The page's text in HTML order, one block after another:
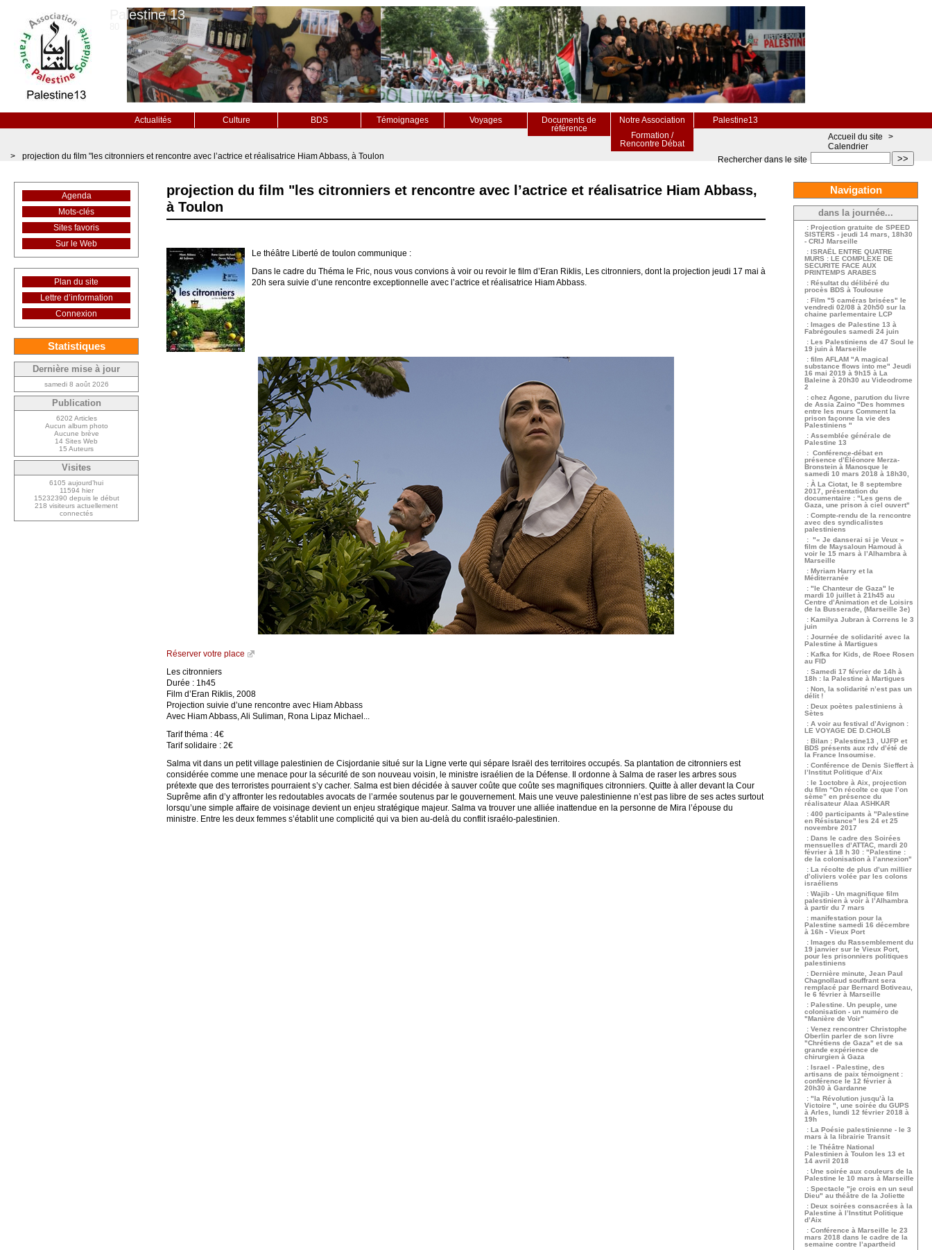
Palestine 13
Actualités Culture BDS Témoignages Voyages
Documents de
référence
Notre Association
Palestine13
Formation /
Rencontre Débat
>>
Rechercher dans le site
Accueil du site
>
Calendrier
>
projection du film "les citronniers et rencontre avec l’actrice et réalisatrice Hiam Abbass, à Toulon
projection du film "les citronniers et rencontre avec l’actrice et réalisatrice Hiam Abbass,
à Toulon
Le théâtre Liberté de toulon communique :
Dans le cadre du Théma le Fric, nous vous convions à voir ou revoir le film d’Eran Riklis, Les citronniers, dont la projection jeudi 17 mai à
20h sera suivie d’une rencontre exceptionnelle avec l’actrice et réalisatrice Hiam Abbass.
Réserver votre place
Les citronniers
Durée : 1h45
Film d’Eran Riklis, 2008
Projection suivie d’une rencontre avec Hiam Abbass
Avec Hiam Abbass, Ali Suliman, Rona Lipaz Michael...
Tarif théma : 4€
Tarif solidaire : 2€
Salma vit dans un petit village palestinien de Cisjordanie situé sur la Ligne verte qui sépare Israël des territoires occupés. Sa plantation de citronniers est
considérée comme une menace pour la sécurité de son nouveau voisin, le ministre israélien de la Défense. Il ordonne à Salma de raser les arbres sous
prétexte que des terroristes pourraient s’y cacher. Salma est bien décidée à sauver coûte que coûte ses magnifiques citronniers. Quitte à aller devant la Cour
Suprême afin d’y affronter les redoutables avocats de l’armée soutenus par le gouvernement. Mais une veuve palestinienne n’est pas libre de ses actes surtout
lorsqu’une simple affaire de voisinage devient un enjeu stratégique majeur. Salma va trouver une alliée inattendue en la personne de Mira l’épouse du
ministre. Entre les deux femmes s’établit une complicité qui va bien au-delà du conflit israélo-palestinien.
Agenda
Mots-clés
Sites favoris
Sur le Web
Plan du site
Lettre d’information
Connexion
Statistiques
Dernière mise à jour
samedi 8 août 2026
Publication
6202 Articles
Aucun album photo
Aucune brève
14 Sites Web
15 Auteurs
Visites
6105 aujourd’hui
11594 hier
15232390 depuis le début
218 visiteurs actuellement
connectés
Navigation
dans la journée...
: Projection gratuite de SPEED
SISTERS - jeudi 14 mars, 18h30
- CRIJ Marseille
: ISRAËL ENTRE QUATRE
MURS : LE COMPLEXE DE
SECURITE FACE AUX
PRINTEMPS ARABES
: Résultat du délibéré du
procès BDS à Toulouse
: Film "5 caméras brisées" le
vendredi 02/08 à 20h50 sur la
chaine parlementaire LCP
: Images de Palestine 13 à
Fabrégoules samedi 24 juin
: Les Palestiniens de 47 Soul le
19 juin à Marseille
: film AFLAM "A magical
substance flows into me" Jeudi
16 mai 2019 à 9h15 à La
Baleine à 20h30 au Videodrome
2
: chez Agone, parution du livre
de Assia Zaino "Des hommes
entre les murs Comment la
prison façonne la vie des
Palestiniens "
: Assemblée générale de
Palestine 13
: Conférence-débat en
présence d’Éléonore Merza-
Bronstein à Manosque le
samedi 10 mars 2018 à 18h30,
: À La Ciotat, le 8 septembre
2017, présentation du
documentaire : "Les gens de
Gaza, une prison à ciel ouvert"
: Compte-rendu de la rencontre
avec des syndicalistes
palestiniens
: "« Je danserai si je Veux »
film de Maysaloun Hamoud à
voir le 15 mars à l’Alhambra à
Marseille
: Myriam Harry et la
Méditerranée
: "le Chanteur de Gaza" le
mardi 10 juillet à 21h45 au
Centre d’Animation et de Loisirs
de la Busserade, (Marseille 3e)
: Kamilya Jubran à Correns le 3
juin
: Journée de solidarité avec la
Palestine à Martigues
: Kafka for Kids, de Roee Rosen
au FID
: Samedi 17 février de 14h à
18h : la Palestine à Martigues
: Non, la solidarité n’est pas un
délit !
: Deux poètes palestiniens à
Sètes
: A voir au festival d’Avignon :
LE VOYAGE DE D.CHOLB
: Bilan : Palestine13 , UJFP et
BDS présents aux rdv d’été de
la France Insoumise.
: Conférence de Denis Sieffert à
l’Institut Politique d’Aix
: le 1octobre à Aix, projection
du film “On récolte ce que l’on
sème” en présence du
réalisateur Alaa ASHKAR
: 400 participants à "Palestine
en Résistance" les 24 et 25
novembre 2017
: Dans le cadre des Soirées
mensuelles d’ATTAC, mardi 20
février à 18 h 30 : "Palestine :
de la colonisation à l’annexion"
: La récolte de plus d’un millier
d’oliviers volée par les colons
israéliens
: Wajib - Un magnifique film
palestinien à voir à l’Alhambra
à partir du 7 mars
: manifestation pour la
Palestine samedi 16 décembre
à 16h - Vieux Port
: Images du Rassemblement du
19 janvier sur le Vieux Port,
pour les prisonniers politiques
palestiniens
: Dernière minute, Jean Paul
Chagnollaud souffrant sera
remplacé par Bernard Botiveau,
le 6 février à Marseille
: Palestine. Un peuple, une
colonisation - un numéro de
"Manière de Voir"
: Venez rencontrer Christophe
Oberlin parler de son livre
"Chrétiens de Gaza" et de sa
grande expérience de
chirurgien à Gaza
: Israel - Palestine, des
artisans de paix témoignent :
conférence le 12 février à
20h30 à Gardanne
: "la Révolution jusqu’à la
Victoire ", une soirée du GUPS
à Arles, lundi 12 février 2018 à
19h
: La Poésie palestinienne - le 3
mars à la librairie Transit
: le Théâtre National
Palestinien à Toulon les 13 et
14 avril 2018
: Une soirée aux couleurs de la
Palestine le 10 mars à Marseille
: Spectacle "je crois en un seul
Dieu" au théâtre de la Joliette
: Deux soirées consacrées à la
Palestine à l’Institut Politique
d’Aix
: Conférence à Marseille le 23
mars 2018 dans le cadre de la
semaine contre l’apartheid